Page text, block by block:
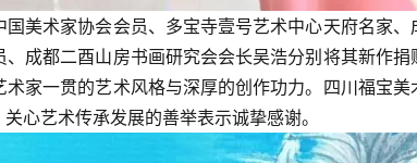
美术家协会会员、多宝寺壹号艺术中心天府名家、
成都二酉山房书画研究会会长吴浩分别将其新作捐
家一贯的艺术风格与深厚的创作功力。四川福宝美
心艺术传承发展的善举表示诚挚感谢。